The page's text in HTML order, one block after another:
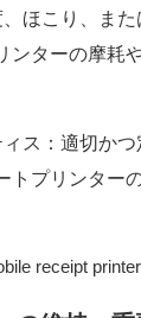
ほこり、ま
ンターの摩耗
ス：適切か
トプリンター